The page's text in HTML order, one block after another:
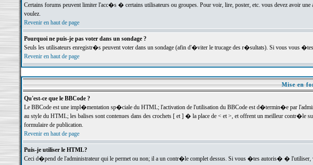
Certains forums peuvent limiter l'acc�s � certains utilisateurs ou groupes. Pour voir, lire, poster, etc. vous devez avoir
voulez.
Revenir en haut de page
Pourquoi ne puis-je pas voter dans un sondage ?
Seuls les utilisateurs enregistr�s peuvent voter dans un sondage (afin d'�viter le trucage des r�sultats). Si vous vous
Revenir en haut de page
Mise en
Qu'est-ce que le BBCode ?
Le BBCode est une impl�mentation sp�ciale du HTML; l'activation de l'utilisation du BBCode est d�termin�e par
au style du HTML; les balises sont contenues dans des crochets [ et ] � la place de < et >, et offrent un meilleur
formulaire de publication.
Revenir en haut de page
Puis-je utiliser le HTML?
Ceci d�pend de l'administrateur qui le permet ou non; il a un contr�le complet dessus. Si vous �tes autoris� � l'utiliser,